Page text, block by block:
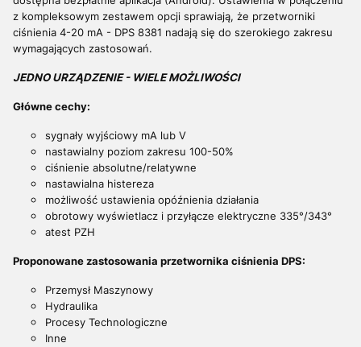
z kompleksowym zestawem opcji sprawiają, że przetworniki
ciśnienia 4-20 mA - DPS 8381 nadają się do szerokiego zakresu
wymagających zastosowań.
JEDNO URZĄDZENIE - WIELE MOŻLIWOŚCI
Główne cechy:
sygnały wyjściowy mA lub V
nastawialny poziom zakresu 100-50%
ciśnienie absolutne/relatywne
nastawialna histereza
możliwość ustawienia opóźnienia działania
obrotowy wyświetlacz i przyłącze elektryczne 335°/343°
atest PZH
Proponowane zastosowania przetwornika ciśnienia DPS:
Przemysł Maszynowy
Hydraulika
Procesy Technologiczne
Inne